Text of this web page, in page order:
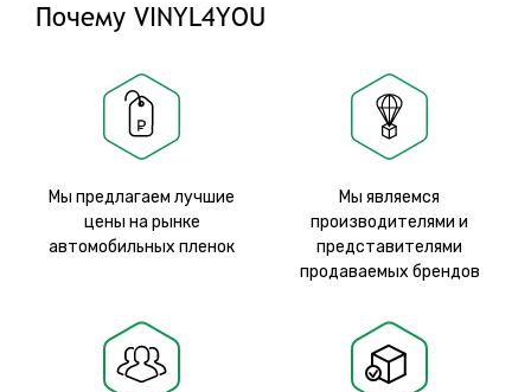
Почему VINYL4YOU
Мы предлагаем лучшие
цены на рынке
автомобильных пленок
Мы являемся
производителями и
представителями
продаваемых брендов